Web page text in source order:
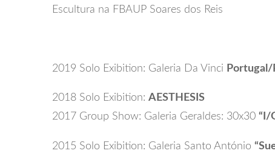
Escultura na FBAUP Soares dos Reis
2019 Solo Exibition: Galeria Da Vinci Portugal/
2018 Solo Exibition: AESTHESIS
2017 Group Show: Galeria Geraldes: 30x30 “I/
2015 Solo Exibition: Galeria Santo António